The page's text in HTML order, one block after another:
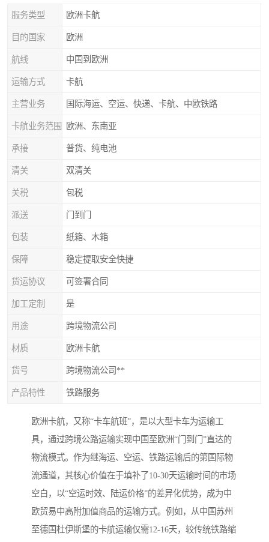
服务类型 欧洲卡航
目的国家 欧洲
航线 中国到欧洲
运输方式 卡航
主营业务 国际海运、空运、快递、卡航、中欧铁路
卡航业务范围 欧洲、东南亚
承接 普货、纯电池
清关 双清关
关税 包税
派送 门到门
包装 纸箱、木箱
保障 稳定提取安全快捷
货运协议 可签署合同
加工定制 是
用途 跨境物流公司
材质 欧洲卡航
货号 跨境物流公司**
产品特性 铁路服务
欧洲卡航，又称“卡车航班”，是以大型卡车为运输工
具，通过跨境公路运输实现中国至欧洲“门到门”直达的
物流模式。作为继海运、空运、铁路运输后的第国际物
流通道，其核心价值在于填补了10-30天运输时间的市场
空白，以“空运时效、陆运价格”的差异化优势，成为中
欧贸易中高附加值商品的运输方式。例如，从中国苏州
至德国杜伊斯堡的卡航运输仅需12-16天，较传统铁路缩